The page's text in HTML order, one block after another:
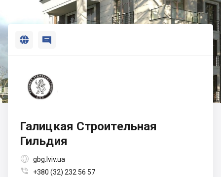


 
Галицкая Строительная
Гильдия
 gbg.lviv.ua
 +380 (32) 232 56 57